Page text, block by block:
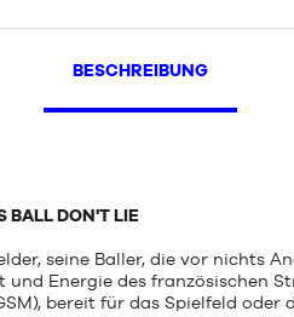
BESCHREIBUNG
BALL DON'T LIE
seine Baller, die vor nichts
und Energie des französischen
bereit für das Spielfeld oder